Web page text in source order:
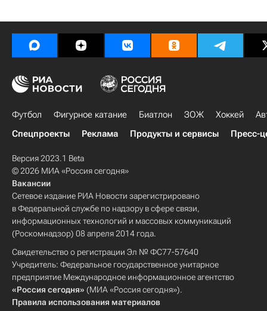
Футбол Фигурное катание Биатлон ЗОЖ Хоккей
Спецпроекты
Реклама Продукты и сервисы Пресс-
Версия 2023.1 Beta
© 2026 МИА «Россия сегодня»
Вакансии
Сетевое издание РИА Новости зарегистрировано
в Федеральной службе по надзору в сфере связи,
информационных технологий и массовых коммуникаций
(Роскомнадзор) 08 апреля 2014 года.
Свидетельство о регистрации Эл № ФС77-57640
Учредитель: Федеральное государственное унитарное
предприятие Международное информационное агентство
«Россия сегодня» (МИА «Россия сегодня»).
Правила использования материалов